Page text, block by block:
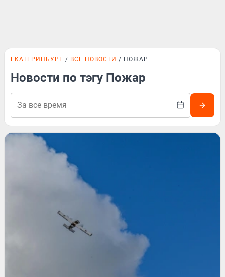
ЕКАТЕРИНБУРГ ВСЕ НОВОСТИ ПОЖАР
Новости по тэгу Пожар